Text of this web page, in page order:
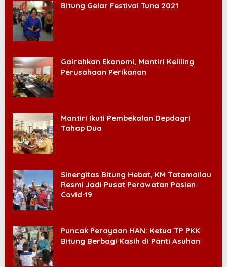
Bitung Gelar Festival Tuna 2021
Gairahkan Ekonomi, Mantiri Keliling
Perusahaan Perikanan
Mantiri Ikuti Pembekalan Depdagri
Tahap Dua
Sinergitas Bitung Hebat, KM Tatamailau
Resmi Jadi Pusat Perawatan Pasien
Covid-19
Puncak Perayaan HAN: Ketua TP PKK
Bitung Berbagi Kasih di Panti Asuhan